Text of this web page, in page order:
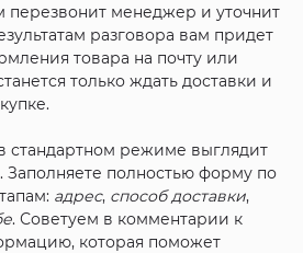
перезвонит менеджер и уточнит
разговора вам придет
товара на почту или
только ждать доставки и
стандартном режиме выглядит
полностью форму по
адрес, способ доставки,
. Советуем в комментарии к
которая поможет